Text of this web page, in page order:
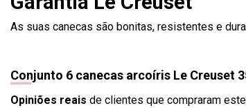
As suas canecas são bonitas, resistentes e
Conjunto 6 canecas arcoíris Le Creuset
Opiniões reais de clientes que compraram